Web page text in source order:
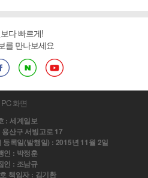
다 빠르게!
를 만나보세요
PC 화면
: 세계일보
산구 서빙고로 17
록일(발행일) : 2015년 11월 2일
인 : 박정훈
인 : 조남규
책임자 : 김기환